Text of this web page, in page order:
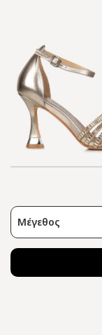
Μέγεθος